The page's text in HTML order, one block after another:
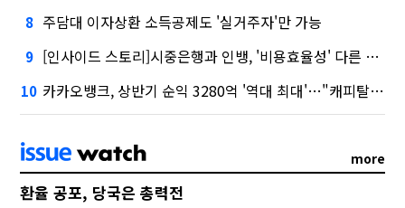
8 주담대 이자상환 소득공제도 '실거주자'만 가능
9 [인사이드 스토리]시중은행과 인뱅, '비용효율성' 다른 잣대 왜?
10 카카오뱅크, 상반기 순익 3280억 '역대 최대'…"캐피탈, 자산 1조원 이상"
more
환율 공포, 당국은 총력전